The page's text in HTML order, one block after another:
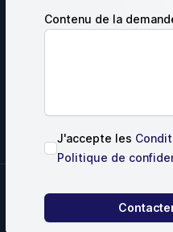
Contenu de la
J'accepte les
Politique de